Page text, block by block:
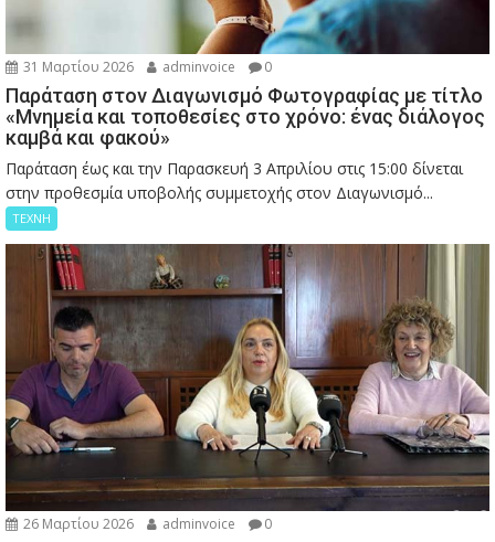
31 Μαρτίου 2026 adminvoice 0
Παράταση στον Διαγωνισμό Φωτογραφίας με τίτλο
«Μνημεία και τοποθεσίες στο χρόνο: ένας διάλογος
καμβά και φακού»
Παράταση έως και την Παρασκευή 3 Απριλίου στις 15:00 δίνεται
στην προθεσμία υποβολής συμμετοχής στον Διαγωνισμό...
ΤΕΧΝΗ
26 Μαρτίου 2026 adminvoice 0